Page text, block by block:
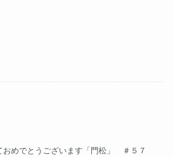
おめでとうございます「門松」 ＃５７